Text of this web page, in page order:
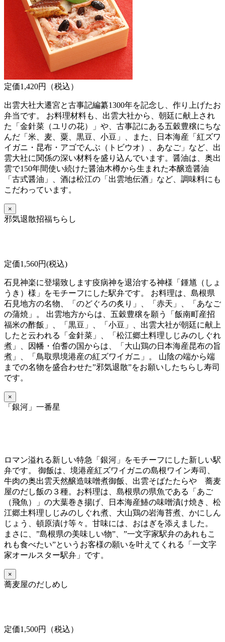
定価1,420円（税込）
出雲大社大遷宮と古事記編纂1300年を記念し、作り上げたお
弁当です。 お料理材料も、出雲大社から、朝廷に献上され
た「金針菜（ユリの花）」や、古事記にある五穀豊穣にちな
んだ「米、麦、粟、黒豆、小豆」、また、日本海産「紅ズワ
イガニ・昆布・アゴでんぶ（トビウオ）、あなご」など、出
雲大社に関係の深い材料を盛り込んでいます。醤油は、奥出
雲で150年間使い続けた醤油木樽から生まれた本醸造醤油
「古式醤油」、酒は松江の「出雲地伝酒」など、調味料にも
こだわっています。
×
邪気退散招福ちらし
定価1,560円(税込)
石見神楽に登場致します疫病神を退治する神様「鍾馗（しょ
うき）様」をモチーフにした駅弁です。 お料理は、島根県
石見地方の名物、「のどぐろの炙り」、「赤天」、「あなご
の蒲焼」。 出雲地方からは、五穀豊穣を願う「飯南町産招
福米の酢飯」、「黒豆」、「小豆」、出雲大社が朝廷に献上
したと云われる「金針菜」、「松江郷土料理しじみのしぐれ
煮」、因幡・伯耆の国からは、「大山鶏の日本海産昆布の旨
煮」、「鳥取県境港産の紅ズワイガニ」。 山陰の端から端
までの名物を盛合わせた”邪気退散”をお願いしたちらし寿司
です。
×
「銀河」一番星
ロマン溢れる新しい特急「銀河」をモチーフにした新しい駅
弁です。 御飯は、境港産紅ズワイガニの島根ワイン寿司、
牛肉の奥出雲天然醸造味噌煮御飯、出雲そばたたらや 蕎麦
屋のだし飯の３種。お料理は、島根県の県魚である「あご
（飛魚）」の大葉巻き揚げ、日本海産鰆の味噌漬け焼き、松
江郷土料理しじみのしぐれ煮、大山鶏の岩海苔煮、かにしん
じょう、頓原漬け等々。甘味には、おはぎを添えました。
まさに、”島根県の美味しい物”、”一文字家駅弁のあれもこ
れも食べたい”というお客様の願いを叶えてくれる「一文字
家オールスター駅弁」です。
×
蕎麦屋のだしめし
定価1,500円（税込）